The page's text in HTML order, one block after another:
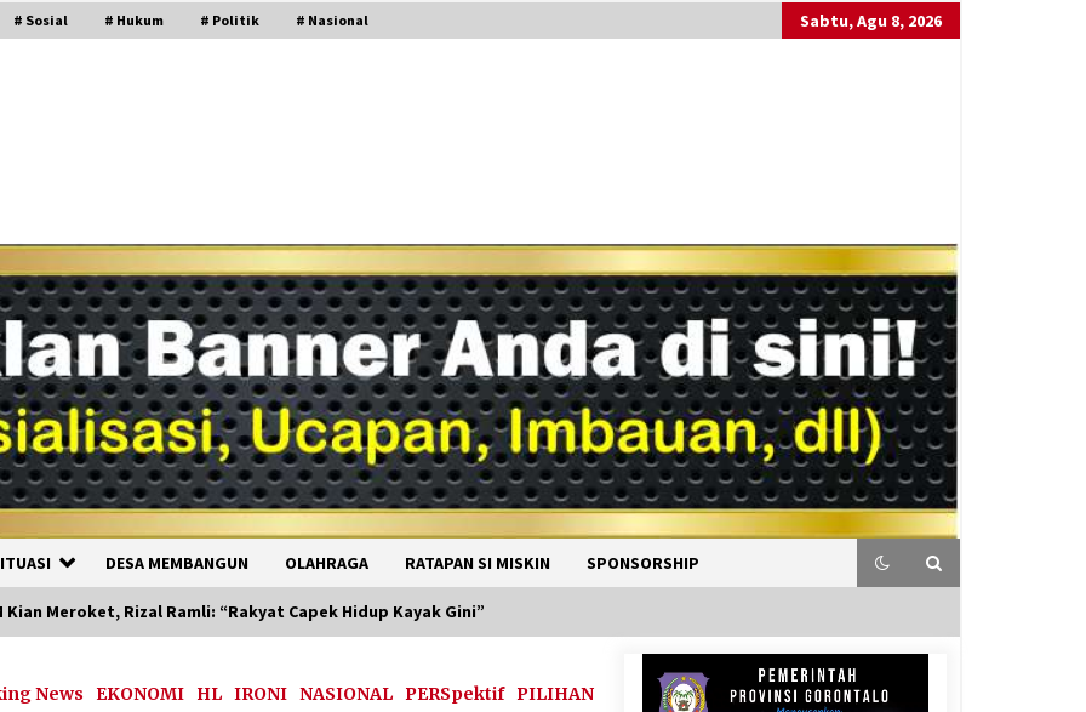
# Sosial # Hukum # Politik # Nasional Sabtu, Agu 8, 2026
DESA MEMBANGUN OLAHRAGA RATAPAN SI MISKIN SPONSORSHIP
Kian Meroket, Rizal Ramli: “Rakyat Capek Hidup Kayak Gini”
News EKONOMI HL IRONI NASIONAL PERSpektif PILIHAN